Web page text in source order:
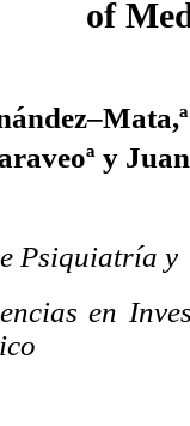
of
y
Psiquiatría y
en